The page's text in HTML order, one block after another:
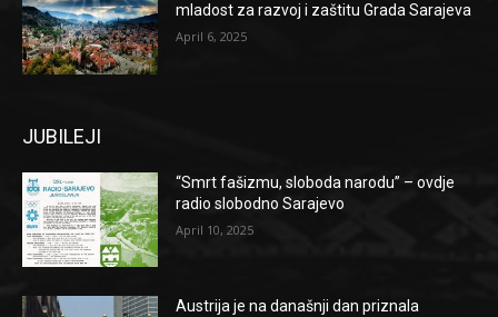
mladost za razvoj i zaštitu Grada Sarajeva
April 6, 2025
JUBILEJI
“Smrt fašizmu, sloboda narodu” – ovdje
radio slobodno Sarajevo
April 10, 2025
Austrija je na današnji dan priznala